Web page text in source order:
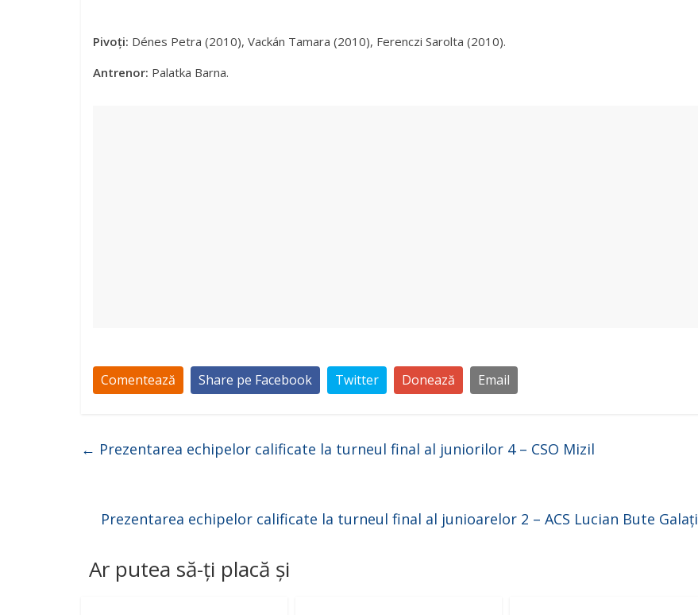
Pivoți: Dénes Petra (2010), Vackán Tamara (2010), Ferenczi Sarolta (2010).
Antrenor: Palatka Barna.
Comentează Share pe Facebook Twitter Donează Email
← Prezentarea echipelor calificate la turneul final al juniorilor 4 – CSO Mizil
Prezentarea echipelor calificate la turneul final al junioarelor 2 – ACS Lucian Bute Galați
Ar putea să-ți placă și